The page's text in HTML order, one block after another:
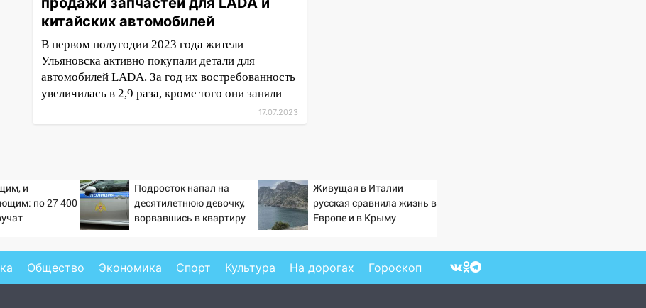
китайских автомобилей
В первом полугодии 2023 года жители
Ульяновска активно покупали детали для
автомобилей LADA. За год их востребованность
увеличилась в 2,9 раза, кроме того они заняли
17.07.2023
и
по 27 400
Подросток напал на
десятилетнюю девочку,
ворвавшись в квартиру
Живущая в Италии
русская сравнила жизнь в
Европе и в Крыму
Общество Экономика Спорт Культура На дорогах Гороскоп